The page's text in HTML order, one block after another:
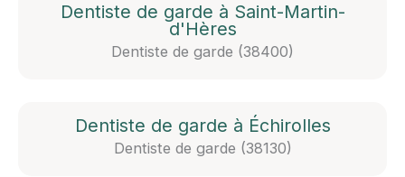
Dentiste de garde à Saint-Martin-
d'Hères
Dentiste de garde (38400)
Dentiste de garde à Échirolles
Dentiste de garde (38130)